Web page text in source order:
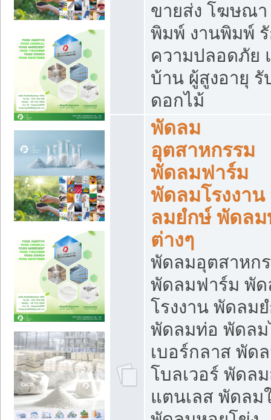
ขายส่ง โฆษณา
พิมพ์ งานพิมพ์
ความปลอดภัย
บ้าน ผู้สูงอายุ รั
ดอกไม้
พัดลม
อุตสาหกรรม
พัดลมฟาร์ม
พัดลมโรงงา
ลมยํกษ์ พัดลม
ต่างๆ
พัดลมอุตสาหก
พัดลมฟาร์ม พั
โรงงาน พัดลม
พัดลมท่อ พัดล
เบอร์กลาส พัด
โบลเวอร์ พัดล
แตนเลส พัดลม